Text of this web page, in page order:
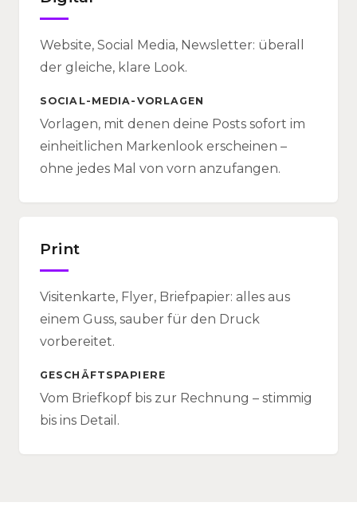
Website, Social Media, Newsletter: überall
der gleiche, klare Look.
SOCIAL-MEDIA-VORLAGEN
Vorlagen, mit denen deine Posts sofort im
einheitlichen Markenlook erscheinen –
ohne jedes Mal von vorn anzufangen.
Print
Visitenkarte, Flyer, Briefpapier: alles aus
einem Guss, sauber für den Druck
vorbereitet.
GESCHÄFTSPAPIERE
Vom Briefkopf bis zur Rechnung – stimmig
bis ins Detail.